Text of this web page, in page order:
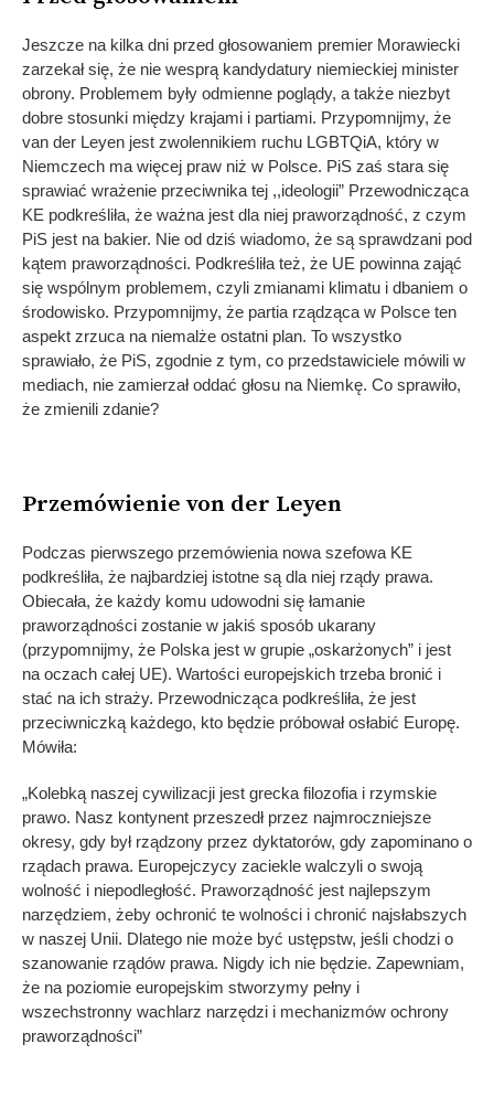
Jeszcze na kilka dni przed głosowaniem premier Morawiecki
zarzekał się, że nie wesprą kandydatury niemieckiej minister
obrony. Problemem były odmienne poglądy, a także niezbyt
dobre stosunki między krajami i partiami. Przypomnijmy, że
van der Leyen jest zwolennikiem ruchu LGBTQiA, który w
Niemczech ma więcej praw niż w Polsce. PiS zaś stara się
sprawiać wrażenie przeciwnika tej ,,ideologii” Przewodnicząca
KE podkreśliła, że ważna jest dla niej praworządność, z czym
PiS jest na bakier. Nie od dziś wiadomo, że są sprawdzani pod
kątem praworządności. Podkreśliła też, że UE powinna zająć
się wspólnym problemem, czyli zmianami klimatu i dbaniem o
środowisko. Przypomnijmy, że partia rządząca w Polsce ten
aspekt zrzuca na niemalże ostatni plan. To wszystko
sprawiało, że PiS, zgodnie z tym, co przedstawiciele mówili w
mediach, nie zamierzał oddać głosu na Niemkę. Co sprawiło,
że zmienili zdanie?
Przemówienie von der Leyen
Podczas pierwszego przemówienia nowa szefowa KE
podkreśliła, że najbardziej istotne są dla niej rządy prawa.
Obiecała, że każdy komu udowodni się łamanie
praworządności zostanie w jakiś sposób ukarany
(przypomnijmy, że Polska jest w grupie „oskarżonych” i jest
na oczach całej UE). Wartości europejskich trzeba bronić i
stać na ich straży. Przewodnicząca podkreśliła, że jest
przeciwniczką każdego, kto będzie próbował osłabić Europę.
Mówiła:
„Kolebką naszej cywilizacji jest grecka filozofia i rzymskie
prawo. Nasz kontynent przeszedł przez najmroczniejsze
okresy, gdy był rządzony przez dyktatorów, gdy zapominano o
rządach prawa. Europejczycy zaciekle walczyli o swoją
wolność i niepodległość. Praworządność jest najlepszym
narzędziem, żeby ochronić te wolności i chronić najsłabszych
w naszej Unii. Dlatego nie może być ustępstw, jeśli chodzi o
szanowanie rządów prawa. Nigdy ich nie będzie. Zapewniam,
że na poziomie europejskim stworzymy pełny i
wszechstronny wachlarz narzędzi i mechanizmów ochrony
praworządności”